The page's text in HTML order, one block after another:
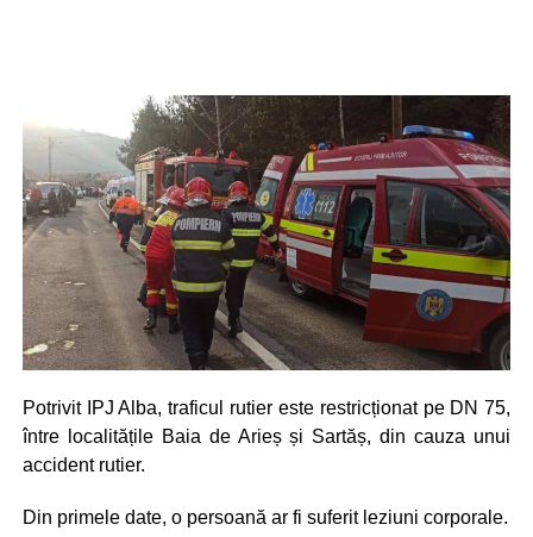
Potrivit IPJ Alba, traficul rutier este restricționat pe DN 75,
între localitățile Baia de Arieș și Sartăș, din cauza unui
accident rutier.
Din primele date, o persoană ar fi suferit leziuni corporale.